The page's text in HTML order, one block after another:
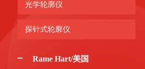
光学轮廓仪
探针式轮廓仪
Rame Hart/美国